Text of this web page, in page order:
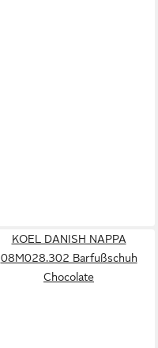
KOEL DANISH NAPPA
08M028.302 Barfußschuh
Chocolate